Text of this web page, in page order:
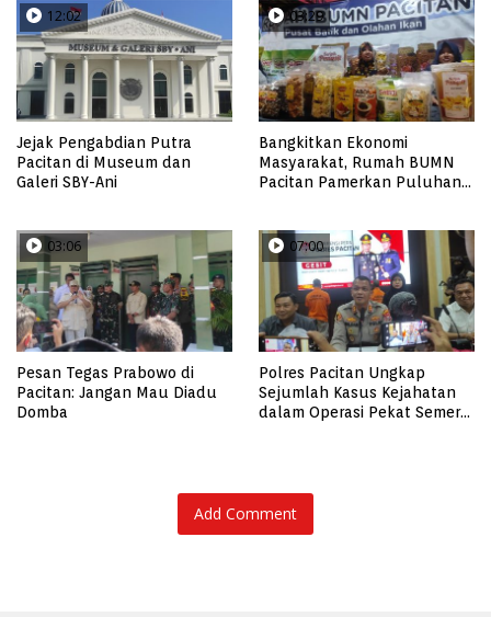
12:02
Jejak Pengabdian Putra
Pacitan di Museum dan
Galeri SBY-Ani
03:29
Bangkitkan Ekonomi
Masyarakat, Rumah BUMN
Pacitan Pamerkan Puluhan
03:06
Pesan Tegas Prabowo di
Pacitan: Jangan Mau Diadu
Domba
07:00
Polres Pacitan Ungkap
Sejumlah Kasus Kejahatan
dalam Operasi Pekat Semeru
Add Comment